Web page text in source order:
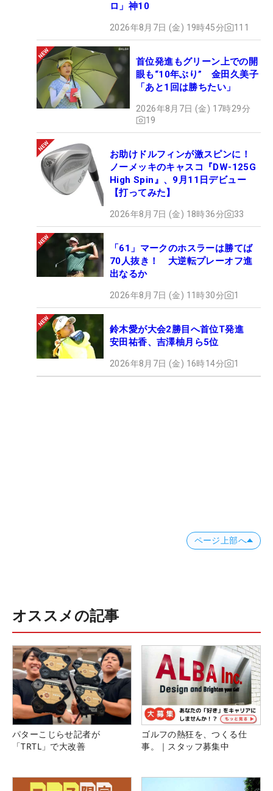
ロ」神10
2026年8月7日 (金) 19時45分 111
首位発進もグリーン上での開
眼も“10年ぶり” 金田久美子
「あと1回は勝ちたい」
2026年8月7日 (金) 17時29分
19
お助けドルフィンが激スピンに！
ノーメッキのキャスコ『DW-125G
High Spin』、9月11日デビュー
【打ってみた】
2026年8月7日 (金) 18時36分 33
「61」マークのホスラーは勝てば
70人抜き！ 大逆転プレーオフ進
出なるか
2026年8月7日 (金) 11時30分 1
鈴木愛が大会2勝目へ首位T発進
安田祐香、吉澤柚月ら5位
2026年8月7日 (金) 16時14分 1
ページ上部へ
オススメの記事
パターこじらせ記者が
「TRTL」で大改善
ゴルフの熱狂を、つくる仕
事。｜スタッフ募集中